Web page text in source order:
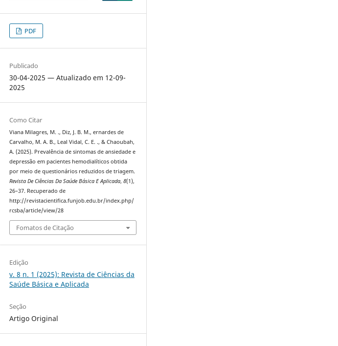
PDF
Publicado
30-04-2025 — Atualizado em 12-09-
2025
Como Citar
Viana Milagres, M. ., Diz, J. B. M., ernardes de
Carvalho, M. A. B., Leal Vidal, C. E. ., & Chaoubah,
A. (2025). Prevalência de sintomas de ansiedade e
depressão em pacientes hemodialíticos obtida
por meio de questionários reduzidos de triagem.
Revista De Ciências Da Saúde Básica E Aplicada,8(1),
26–37. Recuperado de
http://revistacientifica.funjob.edu.br/index.php/
rcsba/article/view/28
Fomatos de Citação
Edição
v. 8 n. 1 (2025): Revista de Ciências da
Saúde Básica e Aplicada
Seção
Artigo Original